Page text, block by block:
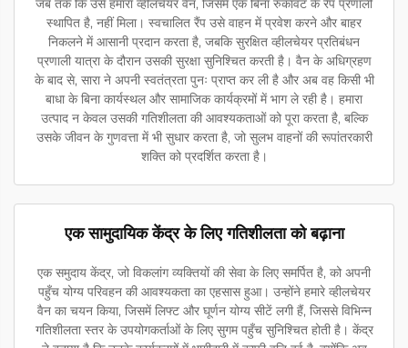
जब तक कि उसे हमारा व्हीलचेयर वैन, जिसमें एक बिना रुकावट के रैंप प्रणाली
स्थापित है, नहीं मिला। स्वचालित रैंप उसे वाहन में प्रवेश करने और बाहर
निकलने में आसानी प्रदान करता है, जबकि सुरक्षित व्हीलचेयर प्रतिबंधन
प्रणाली यात्रा के दौरान उसकी सुरक्षा सुनिश्चित करती है। वैन के अधिग्रहण
के बाद से, सारा ने अपनी स्वतंत्रता पुनः प्राप्त कर ली है और अब वह किसी भी
बाधा के बिना कार्यस्थल और सामाजिक कार्यक्रमों में भाग ले रही है। हमारा
उत्पाद न केवल उसकी गतिशीलता की आवश्यकताओं को पूरा करता है, बल्कि
उसके जीवन के गुणवत्ता में भी सुधार करता है, जो सुलभ वाहनों की रूपांतरकारी
शक्ति को प्रदर्शित करता है।
एक सामुदायिक केंद्र के लिए गतिशीलता को बढ़ाना
एक समुदाय केंद्र, जो विकलांग व्यक्तियों की सेवा के लिए समर्पित है, को अपनी
पहुँच योग्य परिवहन की आवश्यकता का एहसास हुआ। उन्होंने हमारे व्हीलचेयर
वैन का चयन किया, जिसमें लिफ्ट और घूर्णन योग्य सीटें लगी हैं, जिससे विभिन्न
गतिशीलता स्तर के उपयोगकर्ताओं के लिए सुगम पहुँच सुनिश्चित होती है। केंद्र